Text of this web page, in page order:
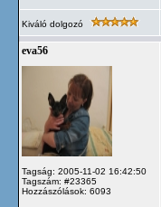
Kiváló dolgozó
eva56
Tagság: 2005-11-02 16:42:50
Tagszám: #23365
Hozzászólások: 6093